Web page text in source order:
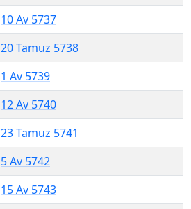
10 Av 5737
20 Tamuz 5738
1 Av 5739
12 Av 5740
23 Tamuz 5741
5 Av 5742
15 Av 5743